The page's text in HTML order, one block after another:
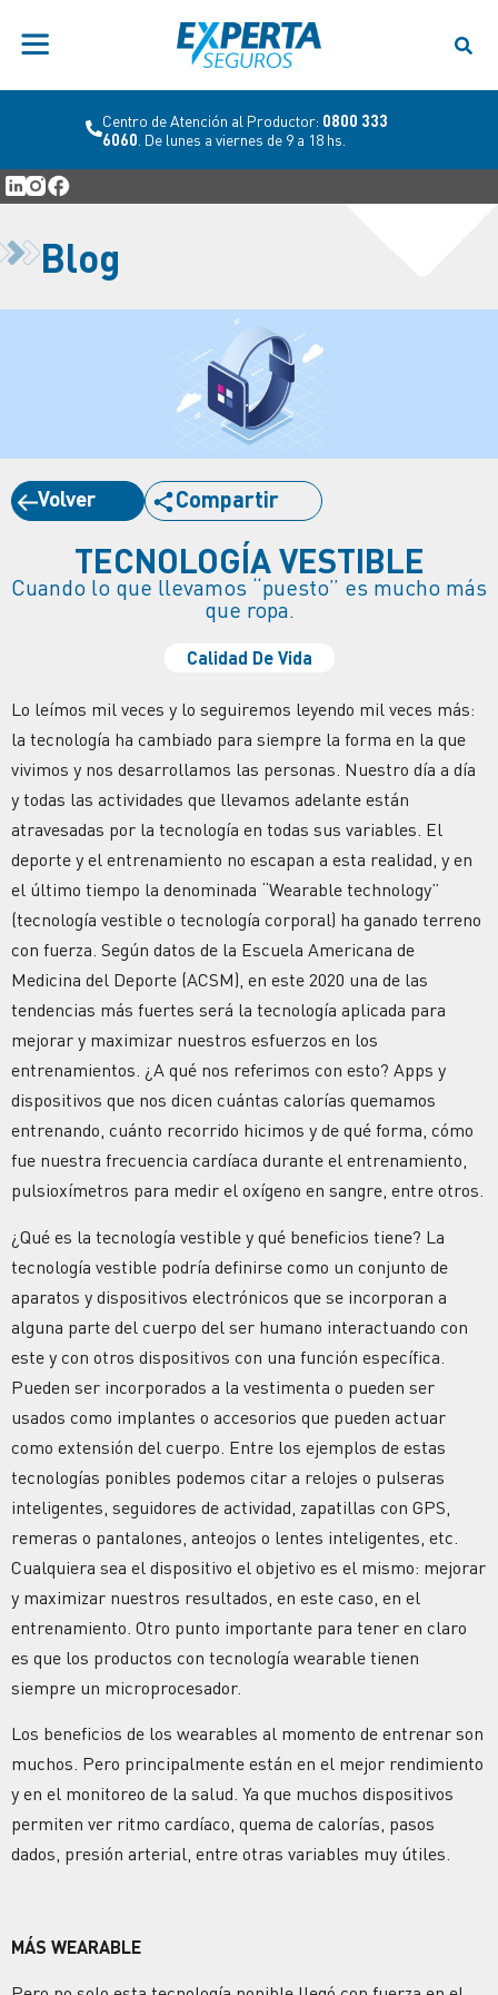
Centro de Atención al Productor: 0800 333
6060 . De lunes a viernes de 9 a 18 hs.
Blog
Volver Compartir
TECNOLOGÍA VESTIBLE
Cuando lo que llevamos “puesto” es mucho más
que ropa.
Calidad De Vida
Lo leímos mil veces y lo seguiremos leyendo mil veces más:
la tecnología ha cambiado para siempre la forma en la que
vivimos y nos desarrollamos las personas. Nuestro día a día
y todas las actividades que llevamos adelante están
atravesadas por la tecnología en todas sus variables. El
deporte y el entrenamiento no escapan a esta realidad, y en
el último tiempo la denominada “Wearable technology”
(tecnología vestible o tecnología corporal) ha ganado terreno
con fuerza. Según datos de la Escuela Americana de
Medicina del Deporte (ACSM), en este 2020 una de las
tendencias más fuertes será la tecnología aplicada para
mejorar y maximizar nuestros esfuerzos en los
entrenamientos. ¿A qué nos referimos con esto? Apps y
dispositivos que nos dicen cuántas calorías quemamos
entrenando, cuánto recorrido hicimos y de qué forma, cómo
fue nuestra frecuencia cardíaca durante el entrenamiento,
pulsioxímetros para medir el oxígeno en sangre, entre otros.
¿Qué es la tecnología vestible y qué beneficios tiene? La
tecnología vestible podría definirse como un conjunto de
aparatos y dispositivos electrónicos que se incorporan a
alguna parte del cuerpo del ser humano interactuando con
este y con otros dispositivos con una función específica.
Pueden ser incorporados a la vestimenta o pueden ser
usados como implantes o accesorios que pueden actuar
como extensión del cuerpo. Entre los ejemplos de estas
tecnologías ponibles podemos citar a relojes o pulseras
inteligentes, seguidores de actividad, zapatillas con GPS,
remeras o pantalones, anteojos o lentes inteligentes, etc.
Cualquiera sea el dispositivo el objetivo es el mismo: mejorar
y maximizar nuestros resultados, en este caso, en el
entrenamiento. Otro punto importante para tener en claro
es que los productos con tecnología wearable tienen
siempre un microprocesador.
Los beneficios de los wearables al momento de entrenar son
muchos. Pero principalmente están en el mejor rendimiento
y en el monitoreo de la salud. Ya que muchos dispositivos
permiten ver ritmo cardíaco, quema de calorías, pasos
dados, presión arterial, entre otras variables muy útiles.
MÁS WEARABLE